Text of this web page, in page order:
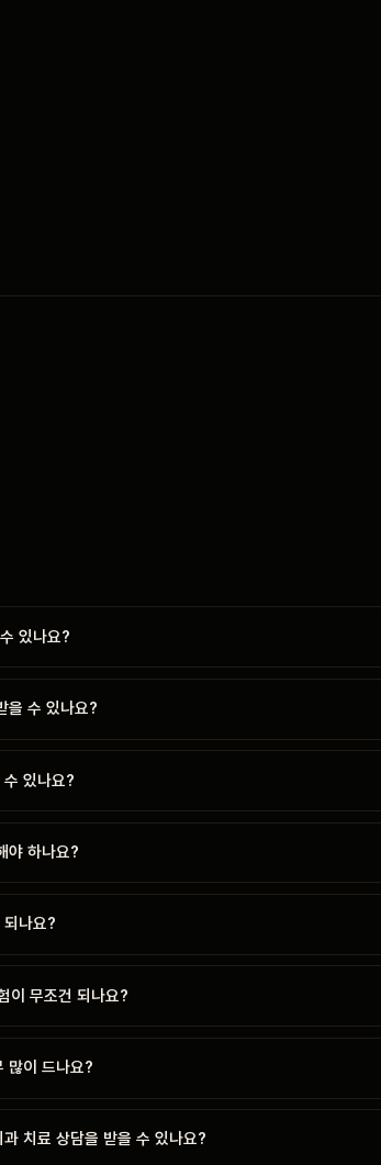
있나요?
을 수 있나요?
있나요?
야 하나요?
되나요?
이 무조건 되나요?
많이 드나요?
치료 상담을 받을 수 있나요?